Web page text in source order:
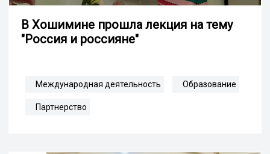
В Хошимине прошла лекция на тему
"Россия и россияне"
Международная деятельность Образование
Партнерство